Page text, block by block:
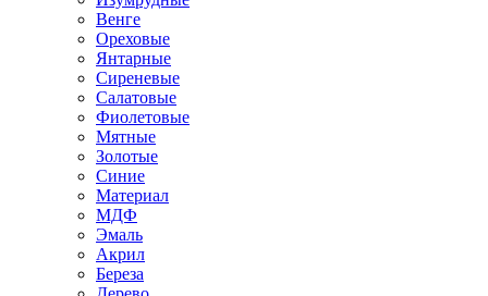
Венге
Ореховые
Янтарные
Сиреневые
Салатовые
Фиолетовые
Мятные
Золотые
Синие
Материал
МДФ
Эмаль
Акрил
Береза